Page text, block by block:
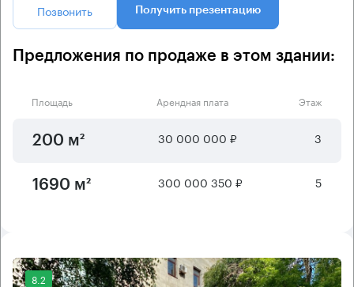
Позвонить Получить презентацию
Предложения по продаже в этом здании:
Площадь Арендная плата Этаж
200 м² 30 000 000 ₽ 3
1690 м² 300 000 350 ₽ 5
8.2